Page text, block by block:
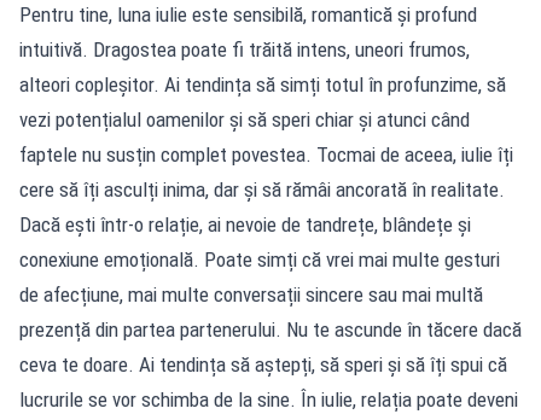
Pentru tine, luna iulie este sensibilă, romantică și profund
intuitivă. Dragostea poate fi trăită intens, uneori frumos,
alteori copleșitor. Ai tendința să simți totul în profunzime, să
vezi potențialul oamenilor și să speri chiar și atunci când
faptele nu susțin complet povestea. Tocmai de aceea, iulie îți
cere să îți asculți inima, dar și să rămâi ancorată în realitate.
Dacă ești într-o relație, ai nevoie de tandrețe, blândețe și
conexiune emoțională. Poate simți că vrei mai multe gesturi
de afecțiune, mai multe conversații sincere sau mai multă
prezență din partea partenerului. Nu te ascunde în tăcere dacă
ceva te doare. Ai tendința să aștepți, să speri și să îți spui că
lucrurile se vor schimba de la sine. În iulie, relația poate deveni